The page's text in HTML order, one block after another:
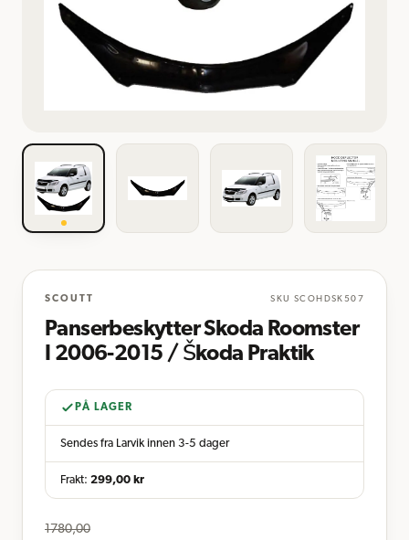
SCOUTT SKU SCOHDSK507
Panserbeskytter Skoda Roomster
I 2006-2015 / Škoda Praktik
PÅ LAGER
Sendes fra Larvik innen 3-5 dager
Frakt: 299,00 kr
1780,00